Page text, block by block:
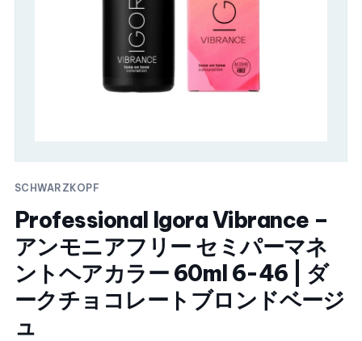
SCHWARZKOPF
Professional Igora Vibrance –
アンモニアフリー セミパーマネ
ントヘアカラー 60ml 6-46 | ダ
ークチョコレートブロンドベージ
ュ